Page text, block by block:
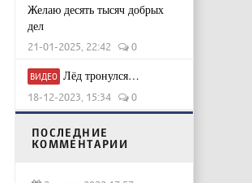
Желаю десять тысяч добрых
дел
21-01-2025, 22:42 0
ВИДЕО Лёд тронулся…
18-12-2023, 15:34 0
ПОСЛЕДНИЕ
КОММЕНТАРИИ